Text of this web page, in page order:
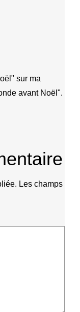
sur ma
avant Noël".
Les champs